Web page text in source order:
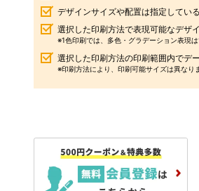
デザインサイズや配置は指定してい
選択した印刷方法で表現可能なデザ
※1色印刷では、多色・グラデーション表現は
選択した印刷方法の印刷範囲内でデ
※印刷方法により、印刷可能サイズは異なり